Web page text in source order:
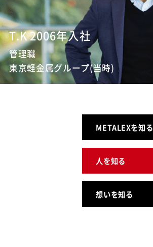
T.K 2006年入社
管理職
東京軽金属グループ(当時)
METALEXを知る
人を知る
想いを知る